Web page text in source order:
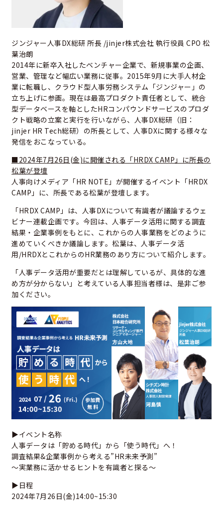
ジンジャー人事DX総研 所長 /jinjer株式会社 執行役員 CPO 松
葉治朗
2014年に新卒入社したベンチャー企業で、新規事業の企画、
営業、管理など幅広い業務に従事。2015年9月に大手人材企
業に転職し、クラウド型人事労務システム「ジンジャー」の
立ち上げに参画。現在は最高プロダクト責任者として、統合
型データベースを軸としたHRコンパウンドサービスのプロダ
クト戦略の立案と実行を行いながら、人事DX総研（旧：
jinjer HR Tech総研）の所長として、人事DXに関する様々な
発信をおこなっている。
■2024年7月26日(金)に開催される「HRDX CAMP」に所長の
松葉が登壇
人事向けメディア「HR NOTE」が開催するイベント「HRDX
CAMP」に、所長である松葉が登壇します。
「HRDX CAMP」は、人事DXについて有識者が議論するウェ
ビナー連載企画です。今回は、人事データ活用に関する調査
結果・企業事例をもとに、これからの人事業務をどのように
進めていくべきか議論します。松葉は、人事データ活
用/HRDXとこれからのHR業務のあり方について紹介します。
「人事データ活用が重要だとは理解しているが、具体的な進
め方が分からない」と考えている人事担当者様は、是非ご参
加ください。
▶イベント名称
人事データは「貯める時代」から「使う時代」へ！
調査結果&企業事例から考える”HR未来予測”
～実業務に活かせるヒントを有識者と探る～
▶日程
2024年7月26日(金)14:00~15:30